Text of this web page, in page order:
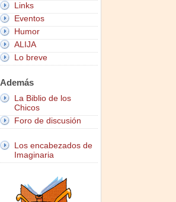
Links
Eventos
Humor
ALIJA
Lo breve
Además
La Biblio de los
Chicos
Foro de discusión
Los encabezados de
Imaginaria